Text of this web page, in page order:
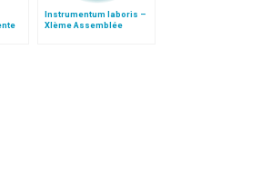
Instrumentum laboris –
XIème Assemblée